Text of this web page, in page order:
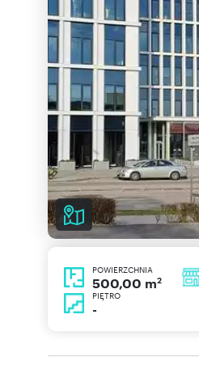
POWIERZCHNIA
500,00 m2
PIĘTRO
-